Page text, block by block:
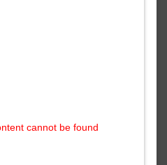
cannot be found